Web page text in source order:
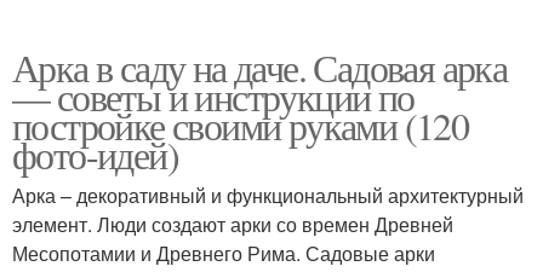
Арка в саду на даче. Садовая арка
— советы и инструкции по
постройке своими руками (120
фото-идей)
Арка – декоративный и функциональный архитектурный
элемент. Люди создают арки со времен Древней
Месопотамии и Древнего Рима. Садовые арки